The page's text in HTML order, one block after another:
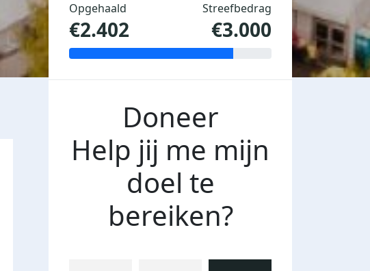
Opgehaald
€2.402
Streefbedrag
€3.000
Doneer
Help jij me mijn
doel te
bereiken?